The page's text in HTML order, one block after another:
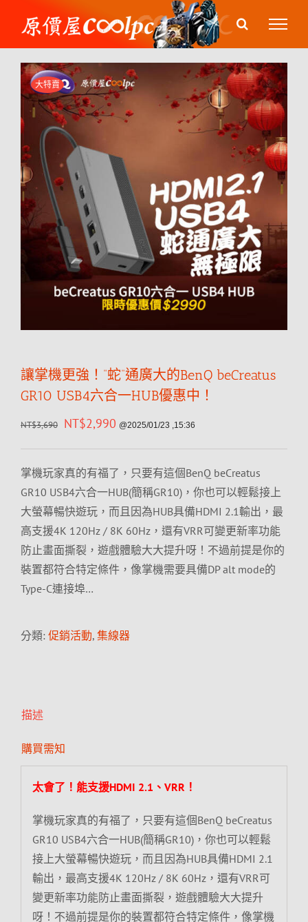
content
大特賣
讓掌機更強！”蛇”通廣大的BenQ beCreatus
GR10 USB4六合一HUB優惠中！
NT$3,690 NT$2,990 @2025/01/23 ,15:36
掌機玩家真的有福了，只要有這個BenQ beCreatus
GR10 USB4六合一HUB(簡稱GR10)，你也可以輕鬆接上
大螢幕暢快遊玩，而且因為HUB具備HDMI 2.1輸出，最
高支援4K 120Hz / 8K 60Hz，還有VRR可變更新率功能
防止畫面撕裂，遊戲體驗大大提升呀！不過前提是你的
裝置都符合特定條件，像掌機需要具備DP alt mode的
Type-C連接埠…
分類: 促銷活動, 集線器
描述
購買需知
太會了！能支援HDMI 2.1、VRR！
掌機玩家真的有福了，只要有這個BenQ beCreatus
GR10 USB4六合一HUB(簡稱GR10)，你也可以輕鬆
接上大螢幕暢快遊玩，而且因為HUB具備HDMI 2.1
輸出，最高支援4K 120Hz / 8K 60Hz，還有VRR可
變更新率功能防止畫面撕裂，遊戲體驗大大提升
呀！不過前提是你的裝置都符合特定條件，像掌機